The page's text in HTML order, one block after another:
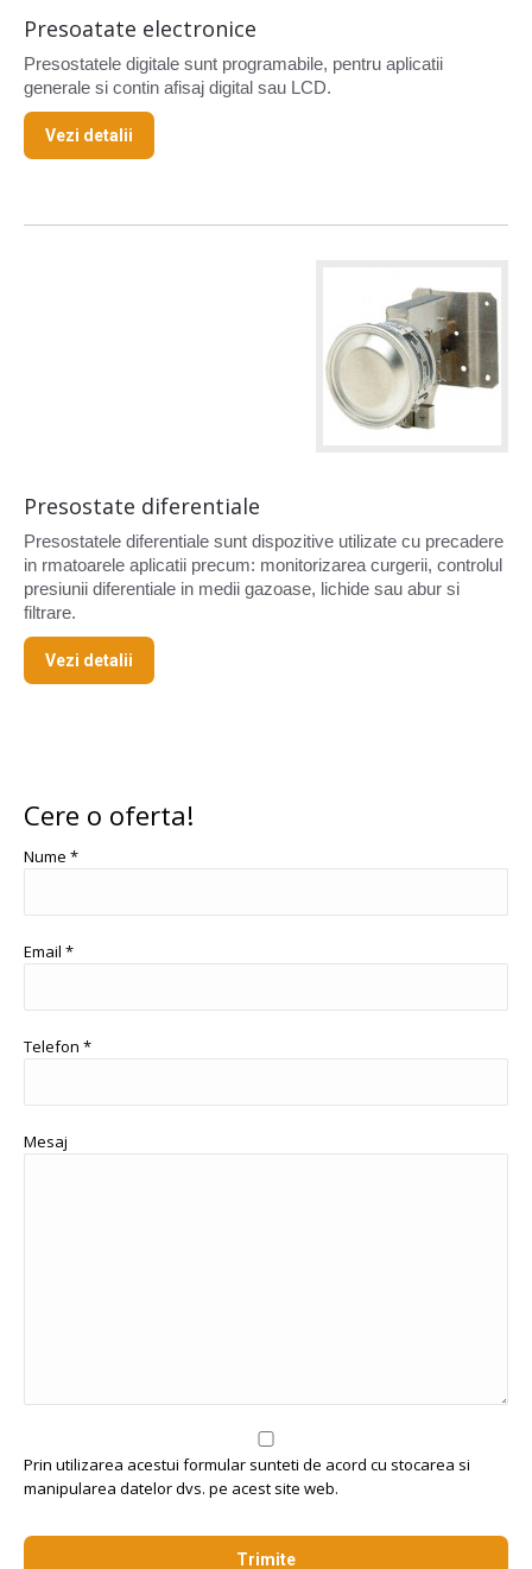
Presoatate electronice
Presostatele digitale sunt programabile, pentru aplicatii
generale si contin afisaj digital sau LCD.
Vezi detalii
Presostate diferentiale
Presostatele diferentiale sunt dispozitive utilizate cu precadere
in rmatoarele aplicatii precum: monitorizarea curgerii, controlul
presiunii diferentiale in medii gazoase, lichide sau abur si
filtrare.
Vezi detalii
Cere o oferta!
Nume *
Email *
Telefon *
Mesaj
Prin utilizarea acestui formular sunteti de acord cu stocarea si
manipularea datelor dvs. pe acest site web.